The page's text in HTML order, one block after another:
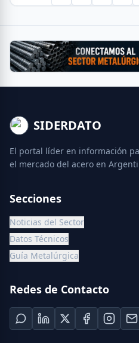
SIDERDATO
El portal líder en información
el mercado del acero en
Secciones
Noticias del Sector
Datos Técnicos
Guía Metalúrgica
Redes de Contacto